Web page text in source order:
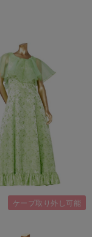
ケープ取り外し可能